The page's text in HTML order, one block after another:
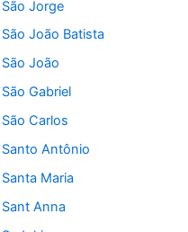
Jorge
João Batista
João
Gabriel
Carlos
Antônio
Maria
Anna